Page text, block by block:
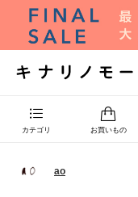
カテゴリ お買いもの
ao